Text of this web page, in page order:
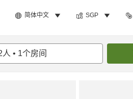
简体中文 SGP
人 • 1个房间